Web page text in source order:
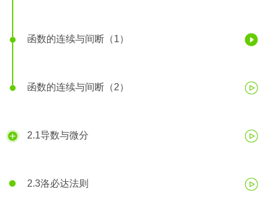
函数的连续与间断（1）
函数的连续与间断（2）
2.1导数与微分
2.3洛必达法则